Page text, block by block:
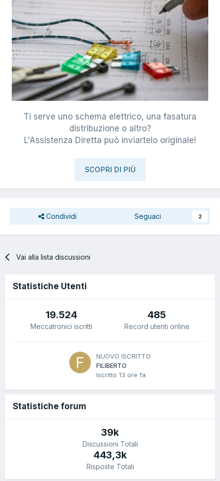
Ti serve uno schema elettrico, una fasatura
distribuzione o altro?
L'Assistenza Diretta può inviartelo originale!
SCOPRI DI PIÙ
Condividi Seguaci 2
Vai alla lista discussioni
Statistiche Utenti
19.524
Meccatronici iscritti
485
Record utenti online
NUOVO ISCRITTO
FILIBERTO
Iscritto 13 ore fa
Statistiche forum
39k
Discussioni Totali
443,3k
Risposte Totali